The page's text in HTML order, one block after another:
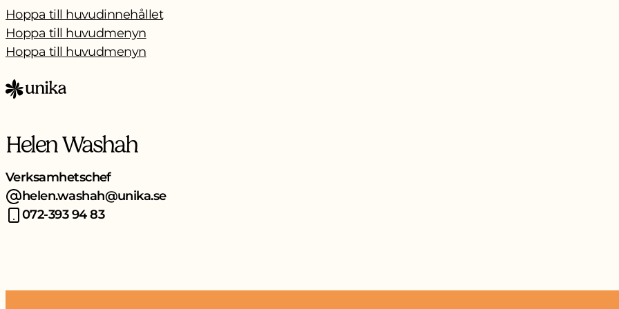
Hoppa till huvudinnehållet
Hoppa till huvudmenyn
Hoppa till huvudmenyn
Helen Washah
Verksamhetschef
helen.washah@unika.se
072-393 94 83